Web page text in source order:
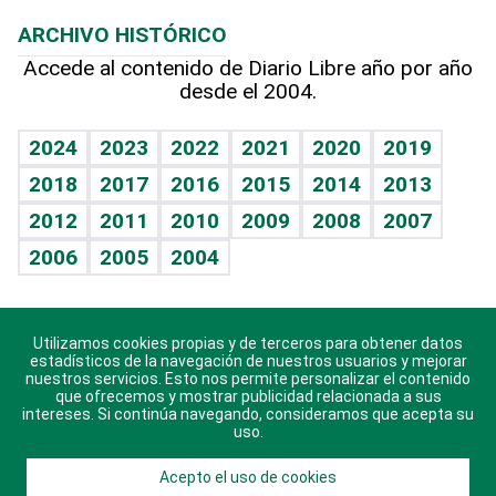
Hablando con el pediatra
Vida y familia
Eñe
Celebrando la vida
Sin complejos
En pocas palabras
Escuchando al corazón
Economía Personal
Línea de hit
TBT Deportivo
Hecho en casa
Guía del dinero
Cumpleaños
Horóscopos
Crucigramas
ARCHIVO HISTÓRICO
Accede al contenido de Diario Libre año por año
desde el 2004.
2024 2023 2022 2021 2020
2019
2018
2017 2016 2015 2014
2013
2012
2011 2010 2009 2008
2007
2006
2005 2004
Descarga nuestras aplicaciones para Android, iOS y
sistema Huawei.
Utilizamos cookies propias y de terceros para obtener datos
estadísticos de la navegación de nuestros usuarios y mejorar
nuestros servicios. Esto nos permite personalizar el contenido
que ofrecemos y mostrar publicidad relacionada a sus
intereses. Si continúa navegando, consideramos que acepta su
uso.
Acepto el uso de cookies